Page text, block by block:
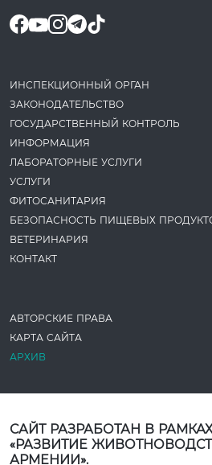
ИНСПЕКЦИОННЫЙ ОРГАН
ЗАКОНОДАТЕ­ЛЬСТВО
ГОСУДАРСТВЕННЫЙ КОНТРОЛЬ
ИНФОРМАЦИЯ
ЛАБОРАТОРНЫЕ УСЛУГИ
УСЛУГИ
ФИТОСАНИТАРИЯ
БЕЗОПАСНОСТЬ ПИЩЕВЫХ
ВЕТЕРИНАРИЯ
КОНТАКТ
АВТОРСКИЕ ПРАВА
КАРТА САЙТА
АРХИВ
САЙТ РАЗРАБОТАН В
«РАЗВИТИЕ
АРМЕНИИ».